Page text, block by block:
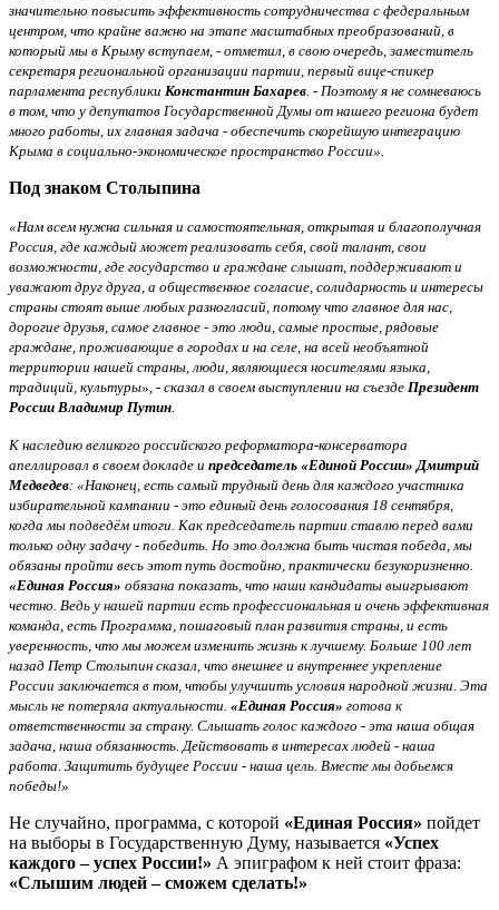
значительно повысить эффективность сотрудничества с федеральным
центром, что крайне важно на этапе масштабных преобразований, в
который мы в Крыму вступаем, - отметил, в свою очередь, заместитель
секретаря региональной организации партии, первый вице-спикер
парламента республики Константин Бахарев . - Поэтому я не сомневаюсь
в том, что у депутатов Государственной Думы от нашего региона будет
много работы, их главная задача - обеспечить скорейшую интеграцию
Крыма в социально-экономическое пространство России».
Под знаком Столыпина
«Нам всем нужна сильная и самостоятельная, открытая и благополучная
Россия, где каждый может реализовать себя, свой талант, свои
возможности, где государство и граждане слышат, поддерживают и
уважают друг друга, а общественное согласие, солидарность и интересы
страны стоят выше любых разногласий, потому что главное для нас,
дорогие друзья, самое главное - это люди, самые простые, рядовые
граждане, проживающие в городах и на селе, на всей необъятной
территории нашей страны, люди, являющиеся носителями языка,
традиций, культуры», - сказал в своем выступлении на съезде Президент
России Владимир Путин
К наследию великого российского реформатора-консерватора
апеллировал в своем докладе и председатель «Единой России» Дмитрий
Медведев: «Наконец, есть самый трудный день для каждого участника
избирательной кампании - это единый день голосования 18 сентября,
когда мы подведём итоги. Как председатель партии ставлю перед вами
только одну задачу - победить. Но это должна быть чистая победа, мы
обязаны пройти весь этот путь достойно, практически безукоризненно.
«Единая Россия» обязана показать, что наши кандидаты выигрывают
честно. Ведь у нашей партии есть профессиональная и очень эффективная
команда, есть Программа, пошаговый план развития страны, и есть
уверенность, что мы можем изменить жизнь к лучшему. Больше 100 лет
назад Петр Столыпин сказал, что внешнее и внутреннее укрепление
России заключается в том, чтобы улучшить условия народной жизни. Эта
мысль не потеряла актуальности. «Единая Россия» готова к
ответственности за страну. Слышать голос каждого - эта наша общая
задача, наша обязанность. Действовать в интересах людей - наша
работа. Защитить будущее России - наша цель. Вместе мы добьемся
победы!»
Не случайно, программа, с которой «Единая Россия» пойдет
на выборы в Государственную Думу, называется «Успех
каждого – успех России!» А эпиграфом к ней стоит фраза:
«Слышим людей – сможем сделать!»